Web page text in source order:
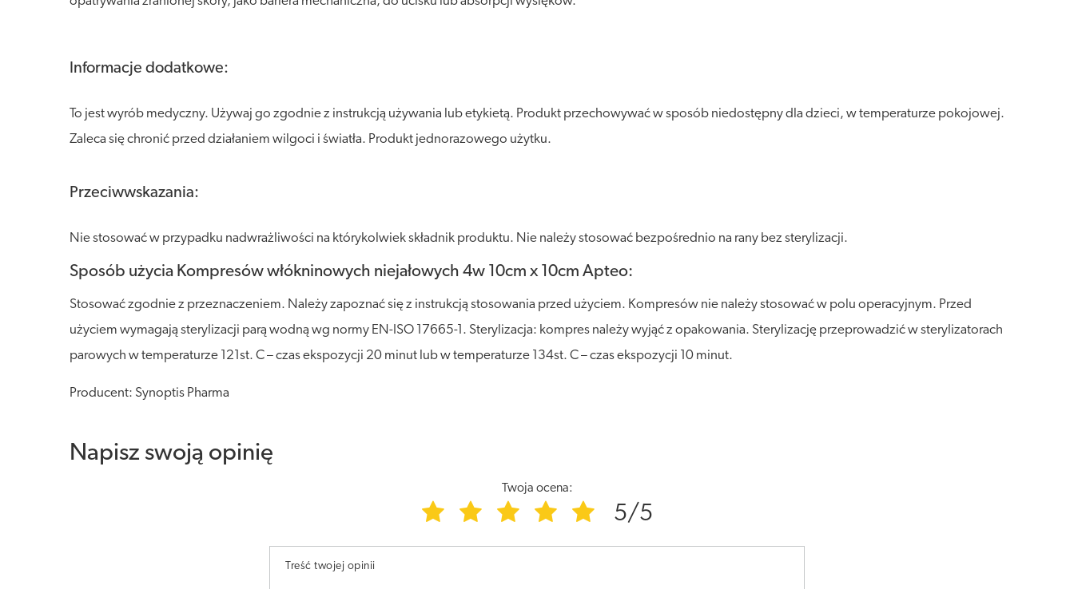
Informacje dodatkowe:
To jest wyrób medyczny. Używaj go zgodnie z instrukcją używania lub etykietą. Produkt przechowywać w sposób niedostępny dla dzieci, w temperaturze pokojowej.
Zaleca się chronić przed działaniem wilgoci i światła. Produkt jednorazowego użytku.
Przeciwwskazania:
Nie stosować w przypadku nadwrażliwości na którykolwiek składnik produktu. Nie należy stosować bezpośrednio na rany bez sterylizacji.
Sposób użycia Kompresów włókninowych niejałowych 4w 10cm x 10cm Apteo:
Stosować zgodnie z przeznaczeniem. Należy zapoznać się z instrukcją stosowania przed użyciem. Kompresów nie należy stosować w polu operacyjnym. Przed
użyciem wymagają sterylizacji parą wodną wg normy EN-ISO 17665-1. Sterylizacja: kompres należy wyjąć z opakowania. Sterylizację przeprowadzić w sterylizatorach
parowych w temperaturze 121st. C – czas ekspozycji 20 minut lub w temperaturze 134st. C – czas ekspozycji 10 minut.
Producent: Synoptis Pharma
Napisz swoją opinię
Twoja ocena:
5/5
Treść twojej opinii